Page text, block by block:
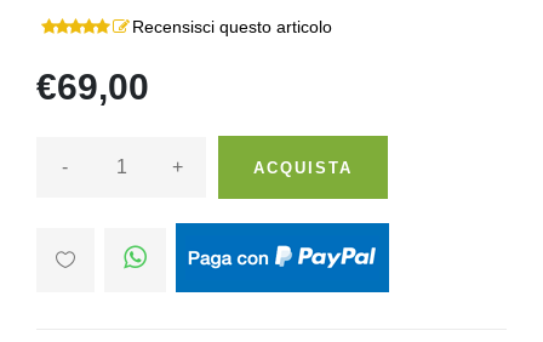
Recensisci questo articolo
€69,00
- + ACQUISTA